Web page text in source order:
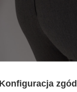
Konfiguracja zgód